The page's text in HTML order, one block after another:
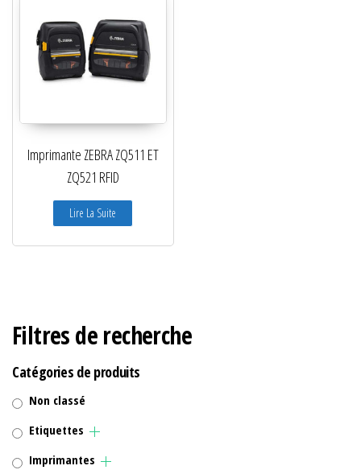
Imprimante ZEBRA ZQ511 ET
ZQ521 RFID
Lire La Suite
Filtres de recherche
Catégories de produits
Non classé
Etiquettes
Imprimantes